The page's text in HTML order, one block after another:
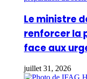
Le ministre
renforcer la
face aux
juillet 31, 2026